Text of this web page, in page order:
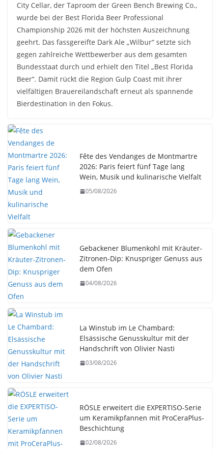
City Cellar, der Taproom der Green Bench Brewing Co.,
wurde bei der Best Florida Beer Professional
Championship 2026 mit der höchsten Auszeichnung
geehrt. Das fassgereifte Dark Ale „Wilbur“ setzte sich
gegen zahlreiche Wettbewerber aus dem gesamten
Bundesstaat durch und erhielt den Titel „Best Florida
Beer“. Damit rückt die Region Gulp Coast mit ihrer
vielfältigen Brauereilandschaft erneut als spannende
Bierdestination in den Fokus.
Fête des Vendanges de Montmartre
2026: Paris feiert fünf Tage lang
Wein, Musik und kulinarische Vielfalt
05/08/2026
Gebackener Blumenkohl mit Kräuter-
Zitronen-Dip: Knuspriger Genuss aus
dem Ofen
04/08/2026
La Winstub im Le Chambard:
Elsässische Genusskultur mit der
Handschrift von Olivier Nasti
03/08/2026
RÖSLE erweitert die EXPERTISO-Serie
um Keramikpfannen mit ProCeraPlus-
Beschichtung
02/08/2026